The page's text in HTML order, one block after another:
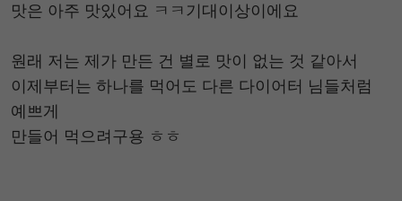
맛은 아주 맛있어요 ㅋㅋ기대이상이에요
원래 저는 제가 만든 건 별로 맛이 없는 것 같아서
이제부터는 하나를 먹어도 다른 다이어터 님들처럼
예쁘게
만들어 먹으려구용 ㅎㅎ